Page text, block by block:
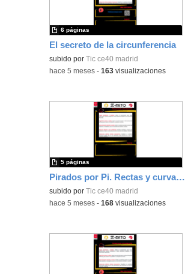
El secreto de la circunferencia
subido por Tic ce40 madrid
6 páginas
-hace 5 meses -163 visualizaciones
Pirados por Pi. Rectas y curvas con True True
subido por Tic ce40 madrid
5 páginas
-hace 5 meses -168 visualizaciones